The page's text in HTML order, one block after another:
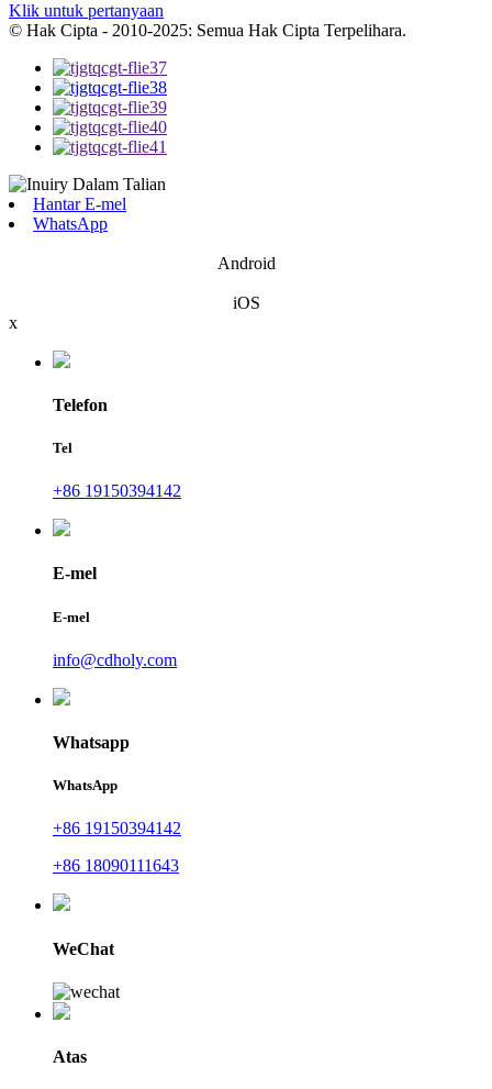
Klik untuk pertanyaan
© Hak Cipta - 2010-2025: Semua Hak Cipta Terpelihara.
Hantar E-mel
WhatsApp
Android
iOS
x
Telefon
Tel
+86 19150394142
E-mel
E-mel
info@cdholy.com
Whatsapp
WhatsApp
+86 19150394142
+86 18090111643
WeChat
Atas